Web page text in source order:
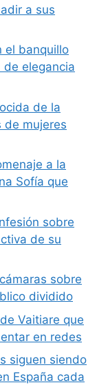
a sus
el banquillo
de elegancia
de la
de mujeres
a la
Sofía que
sobre
de su
sobre
dividido
Vaitiare que
en redes
siguen siendo
España cada